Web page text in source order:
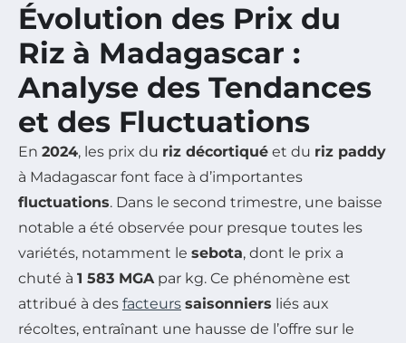
Évolution des Prix du
Riz à Madagascar :
Analyse des Tendances
et des Fluctuations
En 2024, les prix du riz décortiqué et du riz paddy
à Madagascar font face à d’importantes
fluctuations. Dans le second trimestre, une baisse
notable a été observée pour presque toutes les
variétés, notamment le sebota, dont le prix a
chuté à 1 583 MGApar kg. Ce phénomène est
attribué à des facteurs saisonniers liés aux
récoltes, entraînant une hausse de l’offre sur le